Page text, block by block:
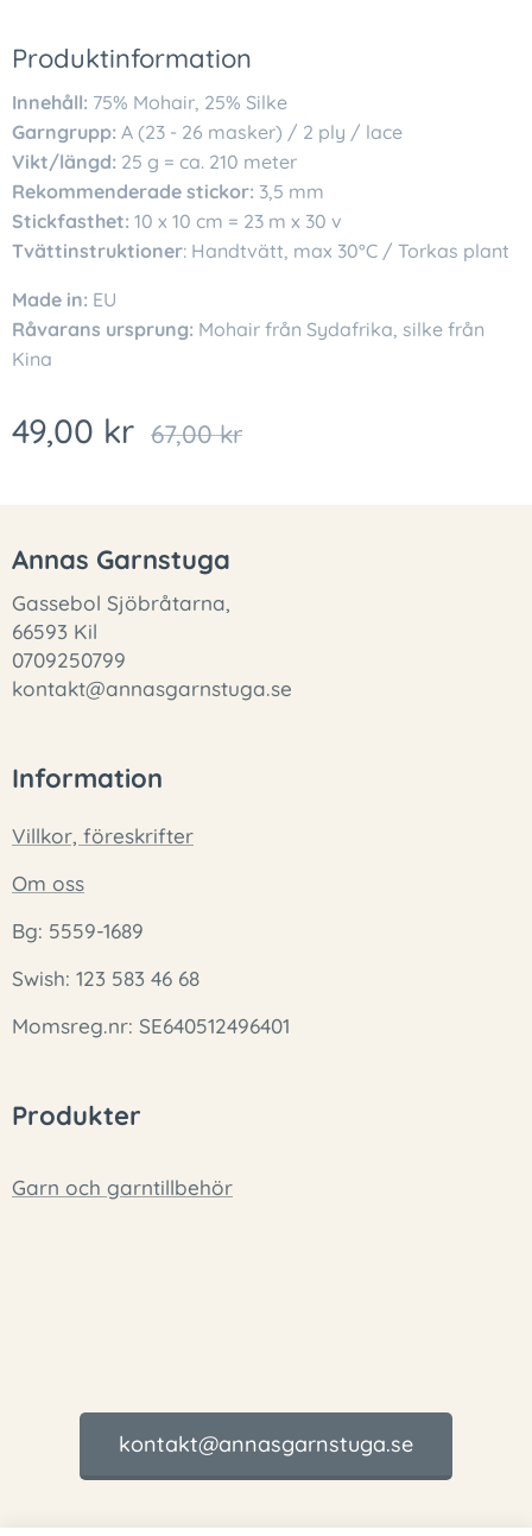
Produktinformation
Innehåll: 75% Mohair, 25% Silke
Garngrupp: A (23 - 26 masker) / 2 ply / lace
Vikt/längd: 25 g = ca. 210 meter
Rekommenderade stickor: 3,5 mm
Stickfasthet: 10 x 10 cm = 23 m x 30 v
Tvättinstruktioner: Handtvätt, max 30°C / Torkas plant
Made in: EU
Råvarans ursprung: Mohair från Sydafrika, silke från
Kina
49,00 kr 67,00kr
Annas Garnstuga
Gassebol Sjöbråtarna,
66593 Kil
0709250799
kontakt@annasgarnstuga.se
Information
Villkor, föreskrifter
Om oss
Bg: 5559-1689
Swish: 123 583 46 68
Momsreg.nr: SE640512496401
Produkter
Garn och garntillbehör
kontakt@annasgarnstuga.se